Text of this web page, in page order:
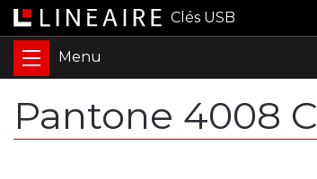
Clés USB
Pantone 4008 C